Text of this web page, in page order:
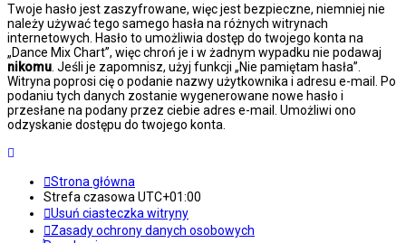
Twoje hasło jest zaszyfrowane, więc jest bezpieczne, niemniej nie
należy używać tego samego hasła na różnych witrynach
internetowych. Hasło to umożliwia dostęp do twojego konta na
„Dance Mix Chart”, więc chroń je i w żadnym wypadku nie podawaj
nikomu . Jeśli je zapomnisz, użyj funkcji „Nie pamiętam hasła”.
Witryna poprosi cię o podanie nazwy użytkownika i adresu e-mail. Po
podaniu tych danych zostanie wygenerowane nowe hasło i
przesłane na podany przez ciebie adres e-mail. Umożliwi ono
odzyskanie dostępu do twojego konta.
Strona główna
Strefa czasowa UTC+01:00
Usuń ciasteczka witryny
Zasady ochrony danych osobowych